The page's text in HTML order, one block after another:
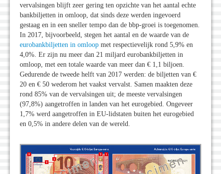
vervalsingen blijft zeer gering ten opzichte van het aantal echte
bankbiljetten in omloop, dat sinds deze werden ingevoerd
gestaag en in een sneller tempo dan de bbp-groei is toegenomen.
In 2017, bijvoorbeeld, stegen het aantal en de waarde van de
eurobankbiljetten in omloop met respectievelijk rond 5,9% en
4,0%. Er zijn nu meer dan 21 miljard eurobankbiljetten in
omloop, met een totale waarde van meer dan € 1,1 biljoen.
Gedurende de tweede helft van 2017 werden: de biljetten van €
20 en € 50 wederom het vaakst vervalst. Samen maakten deze
rond 85% van de vervalsingen uit; de meeste vervalsingen
(97,8%) aangetroffen in landen van het eurogebied. Ongeveer
1,7% werd aangetroffen in EU-lidstaten buiten het eurogebied
en 0,5% in andere delen van de wereld.